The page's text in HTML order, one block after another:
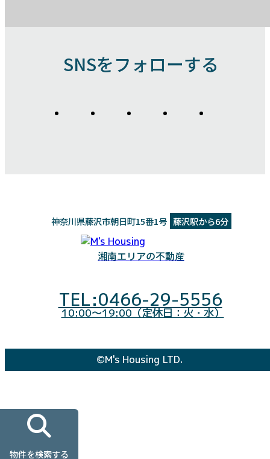
SNSをフォローする
湘南エリアの不動産
神奈川県藤沢市朝日町15番1号 藤沢駅から6分
TEL:0466-29-5556
10:00～19:00（定休日：火・水）
©M's Housing LTD.
物件を検索する